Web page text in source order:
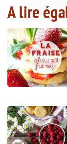
A lire